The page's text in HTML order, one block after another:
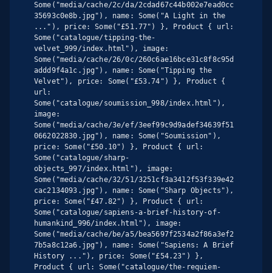
Some("media/cache/2c/da/2cdad67c44b002e7ead0cc
35693c0e8b.jpg"), name: Some("A Light in the
..."), price: Some("£51.77") }, Product { url:
Some("catalogue/tipping-the-
velvet_999/index.html"), image:
Some("media/cache/26/0c/260c6ae16bce31c8f8c95d
addd9f4a1c.jpg"), name: Some("Tipping the
Velvet"), price: Some("£53.74") }, Product {
url:
Some("catalogue/soumission_998/index.html"),
image:
Some("media/cache/3e/ef/3eef99c9d9adef34639f51
0662022830.jpg"), name: Some("Soumission"),
price: Some("£50.10") }, Product { url:
Some("catalogue/sharp-
objects_997/index.html"), image:
Some("media/cache/32/51/3251cf3a3412f53f339e42
cac2134093.jpg"), name: Some("Sharp Objects"),
price: Some("£47.82") }, Product { url:
Some("catalogue/sapiens-a-brief-history-of-
humankind_996/index.html"), image:
Some("media/cache/be/a5/bea5697f2534a2f86a3ef2
7b5a8c12a6.jpg"), name: Some("Sapiens: A Brief
History ..."), price: Some("£54.23") },
Product { url: Some("catalogue/the-requiem-